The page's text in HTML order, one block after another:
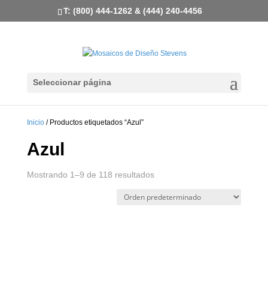
T: (800) 444-1262 & (444) 240-4456
Seleccionar página
Inicio/ Productos etiquetados “Azul”
Azul
Mostrando 1–9 de 118 resultados